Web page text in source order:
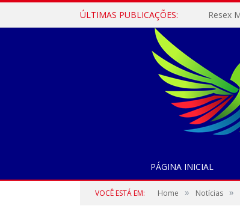
ÚLTIMAS PUBLICAÇÕES:
PÁGINA INICIAL
VOCÊ ESTÁ EM: Home » Notícias »